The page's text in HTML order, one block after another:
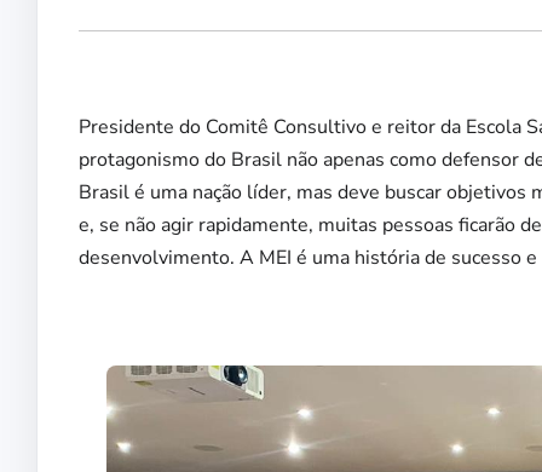
Presidente do Comitê Consultivo e reitor da Escola
protagonismo do Brasil não apenas como defensor
Brasil é uma nação líder, mas deve buscar
e, se não agir rapidamente, muitas pessoas ficarão
desenvolvimento. A MEI é uma história de sucesso